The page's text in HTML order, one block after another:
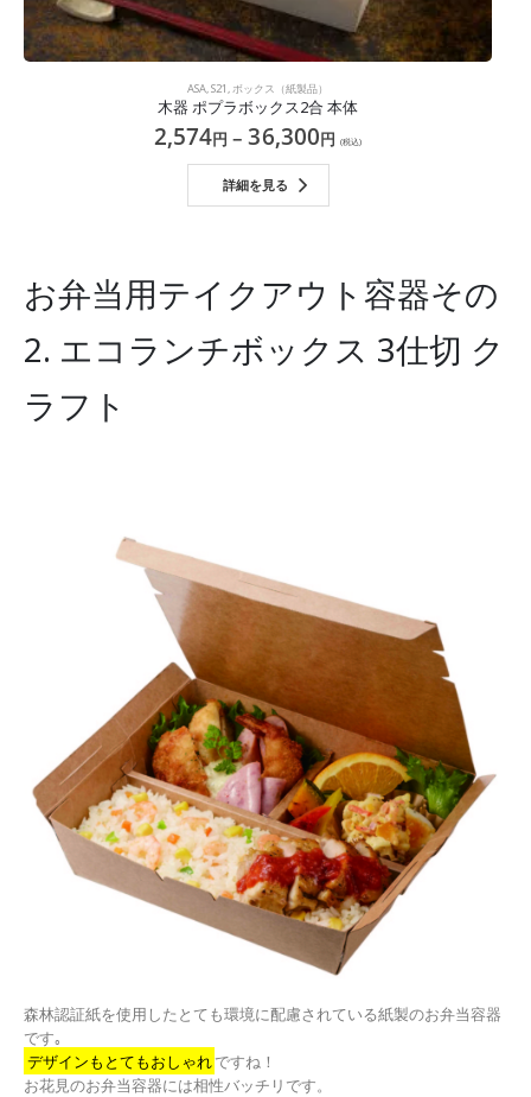
ASA,S21,ボックス（紙製品）
木器 ポプラボックス2合 本体
2,574円 –36,300円 (税込)
詳細を見る
お弁当用テイクアウト容器その
2. エコランチボックス 3仕切 ク
ラフト
森林認証紙を使用したとても環境に配慮されている紙製のお弁当容器
です｡
デザインもとてもおしゃれですね！
お花見のお弁当容器には相性バッチリです。